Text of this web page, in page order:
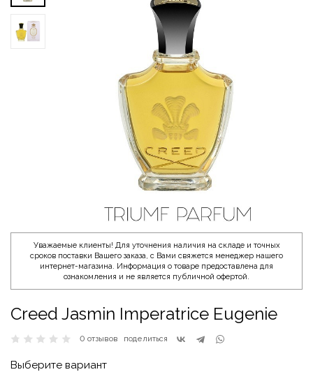
Уважаемые клиенты! Для уточнения наличия на складе и точных
сроков поставки Вашего заказа, с Вами свяжется менеджер нашего
интернет-магазина. Информация о товаре предоставлена для
ознакомления и не является публичной офертой.
Creed Jasmin Imperatrice Eugenie
0 отзывов поделиться
Выберите вариант